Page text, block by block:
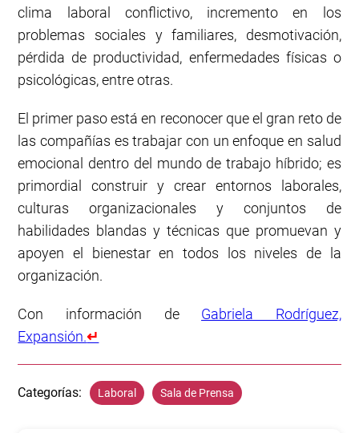
clima laboral conflictivo, incremento en los
problemas sociales y familiares, desmotivación,
pérdida de productividad, enfermedades físicas o
psicológicas, entre otras.
El primer paso está en reconocer que el gran reto de
las compañías es trabajar con un enfoque en salud
emocional dentro del mundo de trabajo híbrido; es
primordial construir y crear entornos laborales,
culturas organizacionales y conjuntos de
habilidades blandas y técnicas que promuevan y
apoyen el bienestar en todos los niveles de la
organización.
Con información de Gabriela Rodríguez,
Expansión.↵
Categorías: Laboral Sala de Prensa